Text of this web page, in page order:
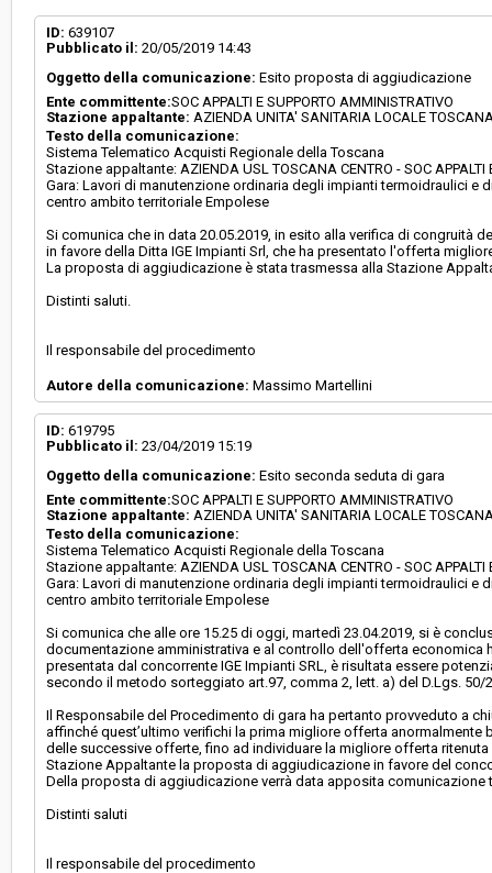
Svolgimento:
Responsabile attuale:
AZIENDA USL TOSCANA CENTRO - SOC
SUPPORTO AMMINISTRATIVO
ID: 639107
Pubblicato il: 20/05/2019 14:43
Oggetto della comunicazione: Esito proposta di aggiudicazione
Ente committente:SOC APPALTI E SUPPORTO AMMINISTRATIVO
Stazione appaltante: AZIENDA UNITA' SANITARIA LOCALE
Testo della comunicazione:
Sistema Telematico Acquisti Regionale della Toscana
Stazione appaltante: AZIENDA USL TOSCANA CENTRO - SOC APPALTI
Gara: Lavori di manutenzione ordinaria degli impianti termoidraulici
centro ambito territoriale Empolese
Si comunica che in data 20.05.2019, in esito alla verifica di
in favore della Ditta IGE Impianti Srl, che ha presentato l'offerta
La proposta di aggiudicazione è stata trasmessa alla Stazione
Distinti saluti.
Il responsabile del procedimento
Autore della comunicazione: Massimo Martellini
ID: 619795
Pubblicato il: 23/04/2019 15:19
Oggetto della comunicazione: Esito seconda seduta di gara
Ente committente:SOC APPALTI E SUPPORTO AMMINISTRATIVO
Stazione appaltante: AZIENDA UNITA' SANITARIA LOCALE
Testo della comunicazione:
Sistema Telematico Acquisti Regionale della Toscana
Stazione appaltante: AZIENDA USL TOSCANA CENTRO - SOC APPALTI
Gara: Lavori di manutenzione ordinaria degli impianti termoidraulici
centro ambito territoriale Empolese
Si comunica che alle ore 15.25 di oggi, martedì 23.04.2019, si è
documentazione amministrativa e al controllo dell'offerta economica
presentata dal concorrente IGE Impianti SRL, è risultata essere
secondo il metodo sorteggiato art.97, comma 2, lett. a) del D.Lgs. 50/
Il Responsabile del Procedimento di gara ha pertanto provveduto a
affinché quest’ultimo verifichi la prima migliore offerta
delle successive offerte, fino ad individuare la migliore offerta
Stazione Appaltante la proposta di aggiudicazione in favore del
Della proposta di aggiudicazione verrà data apposita comunicazione
Distinti saluti
Il responsabile del procedimento